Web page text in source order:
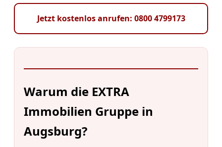
Jetzt kostenlos anrufen: 0800 4799173
Warum die EXTRA
Immobilien Gruppe in
Augsburg?